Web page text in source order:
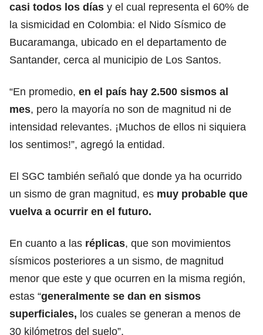
casi todos los días y el cual representa el 60% de
la sismicidad en Colombia: el Nido Sísmico de
Bucaramanga, ubicado en el departamento de
Santander, cerca al municipio de Los Santos.
“En promedio, en el país hay 2.500 sismos al
mes, pero la mayoría no son de magnitud ni de
intensidad relevantes. ¡Muchos de ellos ni siquiera
los sentimos!”, agregó la entidad.
El SGC también señaló que donde ya ha ocurrido
un sismo de gran magnitud, es muy probable que
vuelva a ocurrir en el futuro.
En cuanto a las réplicas, que son movimientos
sísmicos posteriores a un sismo, de magnitud
menor que este y que ocurren en la misma región,
estas “generalmente se dan en sismos
superficiales, los cuales se generan a menos de
30 kilómetros del suelo”.